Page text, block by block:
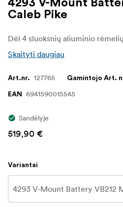
4293 V-Mount
Caleb Pike
Skaityti daugiau
Art.nr. 127765 Gamintojo Art.
EAN 6941590015545
Sandėlyje
519,90 €
Variantai